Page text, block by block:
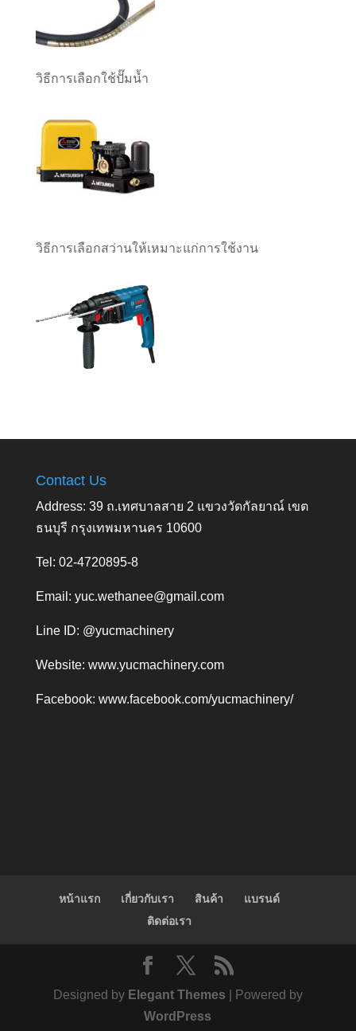
วิธีการเลือกใช้ปั๊มน้ำ
วิธีการเลือกสว่านให้เหมาะแก่การใช้งาน
Contact Us
Address: 39 ถ.เทศบาลสาย 2 แขวงวัดกัลยาณ์ เขต
ธนบุรี กรุงเทพมหานคร 10600
Tel: 02-4720895-8
Email: yuc.wethanee@gmail.com
Line ID: @yucmachinery
Website: www.yucmachinery.com
Facebook: www.facebook.com/yucmachinery/
หน้าแรก เกี่ยวกับเรา สินค้า
แบรนด์
ติดต่อเรา
Designed by Elegant Themes | Powered by
WordPress